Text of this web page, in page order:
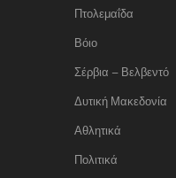
Πτολεμαΐδα
Βόιο
Σέρβια – Βελβεντό
Δυτική Μακεδονία
Αθλητικά
Πολιτικά